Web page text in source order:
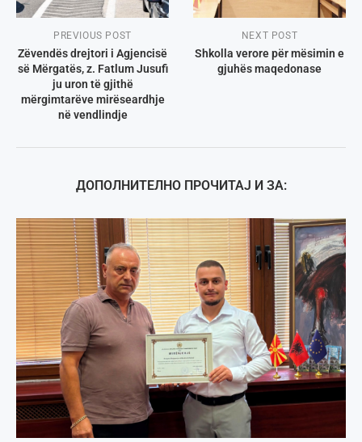
PREVIOUS POST
Zëvendës drejtori i Agjencisë
së Mërgatës, z. Fatlum Jusufi
ju uron të gjithë
mërgimtarëve mirëseardhje
në vendlindje
NEXT POST
Shkolla verore për mësimin e
gjuhës maqedonase
ДОПОЛНИТЕЛНО ПРОЧИТАЈ И ЗА: